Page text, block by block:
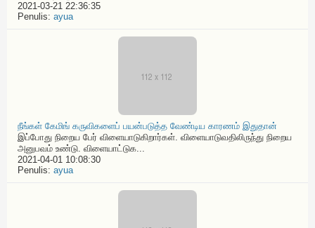
2021-03-21 22:36:35
Penulis: ayua
நீங்கள் கேமிங் கருவிகளைப் பயன்படுத்த வேண்டிய காரணம் இதுதான்
இப்போது நிறைய பேர் விளையாடுகிறார்கள். விளையாடுவதிலிருந்து நிறைய
அனுபவம் உண்டு. விளையாட்டுக...
2021-04-01 10:08:30
Penulis: ayua